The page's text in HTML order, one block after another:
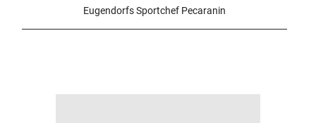
Eugendorfs Sportchef Pecaranin